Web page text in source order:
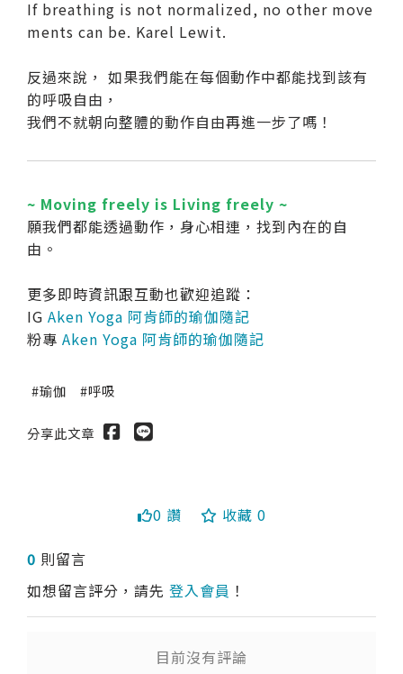
If breathing is not normalized, no other move
ments can be. Karel Lewit.
反過來說， 如果我們能在每個動作中都能找到該有
的呼吸自由，
我們不就朝向整體的動作自由再進一步了嗎！
~ Moving freely is Living freely ~
願我們都能透過動作，身心相連，找到內在的自
由。
更多即時資訊跟互動也歡迎追蹤：
IG Aken Yoga 阿肯師的瑜伽隨記
粉專 Aken Yoga 阿肯師的瑜伽隨記
瑜伽 呼吸
分享此文章
0 讚 收藏 0
0 則留言
如想留言評分，請先 登入會員 ！
目前沒有評論